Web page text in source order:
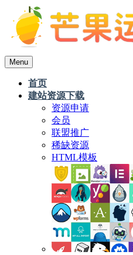
Menu
首页
建站资源下载
资源申请
会员
联盟推广
稀缺资源
HTML模板